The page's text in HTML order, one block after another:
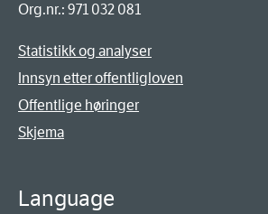
Org.nr.: 971 032 081
Statistikk og analyser
Innsyn etter offentligloven
Offentlige høringer
Skjema
Language